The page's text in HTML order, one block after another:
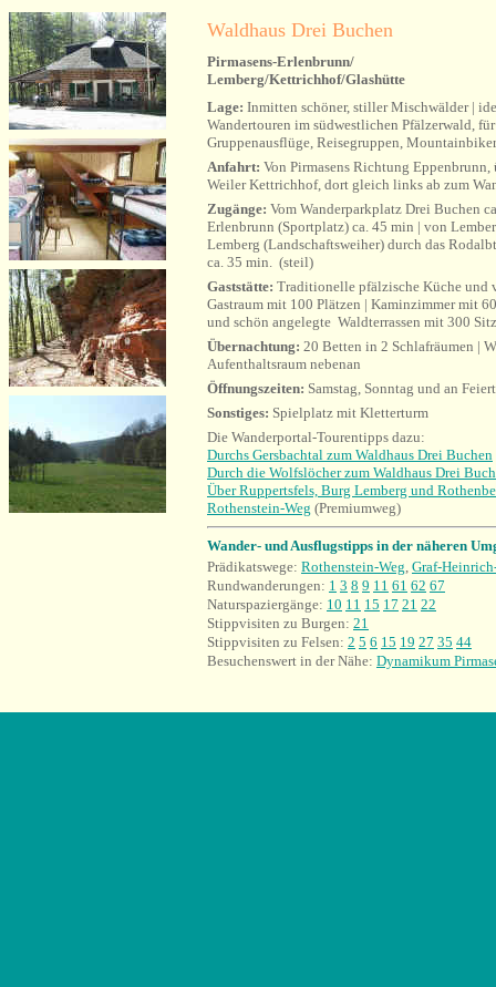
Waldhaus Drei Buchen
Pirmasens-Erlenbrunn/
Lemberg/Kettrichhof/Glashütte
Lage: Inmitten schöner, stiller Mischwälder |
Wandertouren im südwestlichen Pfälzerwald,
Gruppenausflüge, Reisegruppen,
Anfahrt: Von Pirmasens Richtung
Weiler Kettrichhof, dort gleich links ab zum
Zugänge: Vom Wanderparkplatz Drei Buchen
Erlenbrunn (Sportplatz) ca. 45 min | von
Lemberg (Landschaftsweiher) durch das
ca. 35 min. (steil)
Gaststätte: Traditionelle pfälzische Küche und
Gastraum mit 100 Plätzen | Kaminzimmer mit
und schön angelegte Waldterrassen mit 300
Übernachtung: 20 Betten in 2 Schlafräumen |
Aufenthaltsraum nebenan
Öffnungszeiten: Samstag, Sonntag und an
Sonstiges: Spielplatz mit Kletterturm
Die Wanderportal-Tourentipps dazu:
Durchs Gersbachtal zum Waldhaus Drei Buchen
Durch die Wolfslöcher zum Waldhaus Drei
Über Ruppertsfels, Burg Lemberg und
Rothenstein-Weg (Premiumweg)
Wander- und Ausflugstipps in der näheren
Prädikatswege: Rothenstein-Weg, Graf-
Rundwanderungen: 1 3 8 9 11 61 62 67
Naturspaziergänge: 10 11 15 17 21 22
Stippvisiten zu Burgen: 21
Stippvisiten zu Felsen: 2 5 6 15 19 27 35 44
Besuchenswert in der Nähe: Dynamikum